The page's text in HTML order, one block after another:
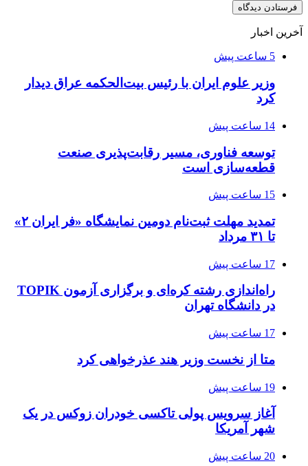
آخرین اخبار
5 ساعت پیش
وزیر علوم ایران با رئیس بیت‌الحکمه عراق دیدار
کرد
14 ساعت پیش
توسعه فناوری، مسیر رقابت‌پذیری صنعت
قطعه‌سازی است
15 ساعت پیش
تمدید مهلت ثبت‌نام دومین نمایشگاه «فر ایران ۲»
تا ۳۱ مرداد
17 ساعت پیش
راه‌اندازی رشته کره‌ای و برگزاری آزمون TOPIK
در دانشگاه تهران
17 ساعت پیش
متا از نخست وزیر هند عذرخواهی کرد
19 ساعت پیش
آغاز سرویس پولی تاکسی خودران زوکس در یک
شهر آمریکا
20 ساعت پیش